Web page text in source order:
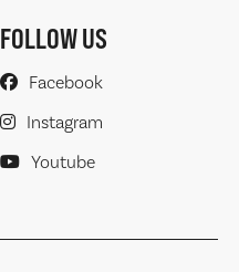
FOLLOW US
Facebook
Instagram
Youtube